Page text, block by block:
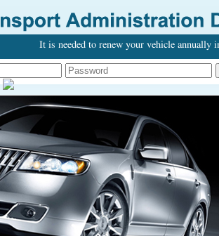
It is needed to renew your vehicle annually